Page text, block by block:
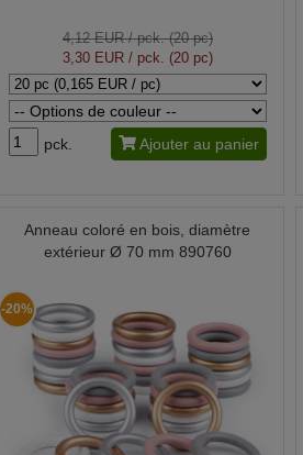
4,12 EUR/ pck. (20 pc)
3,30 EUR/ pck. (20 pc)
pck. Ajouter au panier
Anneau coloré en bois, diamètre
extérieur Ø 70 mm 890760
-20%